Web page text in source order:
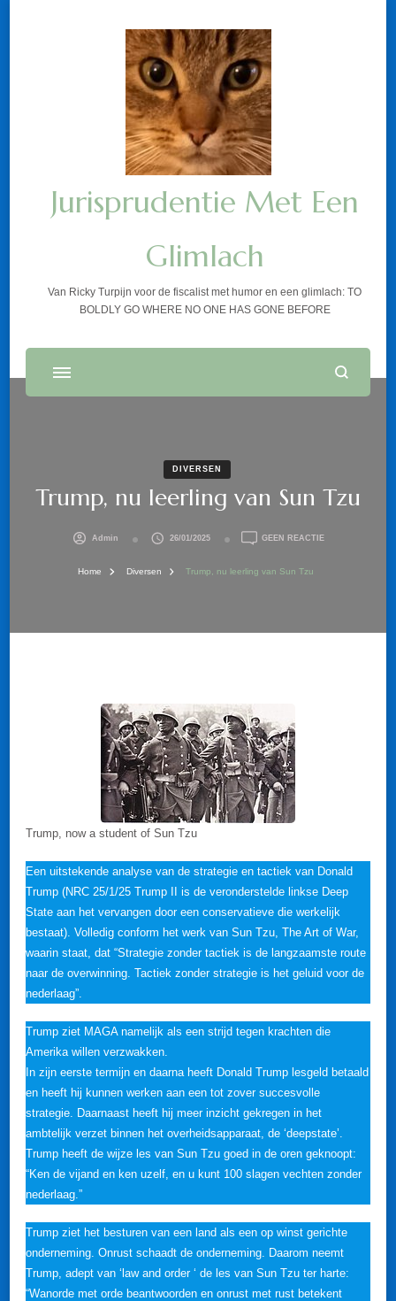
Jurisprudentie Met Een
Glimlach
Van Ricky Turpijn voor de fiscalist met humor en een glimlach: TO
BOLDLY GO WHERE NO ONE HAS GONE BEFORE
DIVERSEN
Trump, nu leerling van Sun Tzu
Admin 26/01/2025 GEEN REACTIEOP
Home Diversen Trump, nu leerling van Sun Tzu
Trump, now a student of Sun Tzu
Een uitstekende analyse van de strategie en tactiek van Donald
Trump (NRC 25/1/25 Trump II is de veronderstelde linkse Deep
State aan het vervangen door een conservatieve die werkelijk
bestaat). Volledig conform het werk van Sun Tzu, The Art of War,
waarin staat, dat “Strategie zonder tactiek is de langzaamste route
naar de overwinning. Tactiek zonder strategie is het geluid voor de
nederlaag”.
Trump ziet MAGA namelijk als een strijd tegen krachten die
Amerika willen verzwakken.
In zijn eerste termijn en daarna heeft Donald Trump lesgeld betaald
en heeft hij kunnen werken aan een tot zover succesvolle
strategie. Daarnaast heeft hij meer inzicht gekregen in het
ambtelijk verzet binnen het overheidsapparaat, de ‘deepstate’.
Trump heeft de wijze les van Sun Tzu goed in de oren geknoopt:
“Ken de vijand en ken uzelf, en u kunt 100 slagen vechten zonder
nederlaag.”
Trump ziet het besturen van een land als een op winst gerichte
onderneming. Onrust schaadt de onderneming. Daarom neemt
Trump, adept van ‘law and order ‘ de les van Sun Tzu ter harte:
“Wanorde met orde beantwoorden en onrust met rust betekent